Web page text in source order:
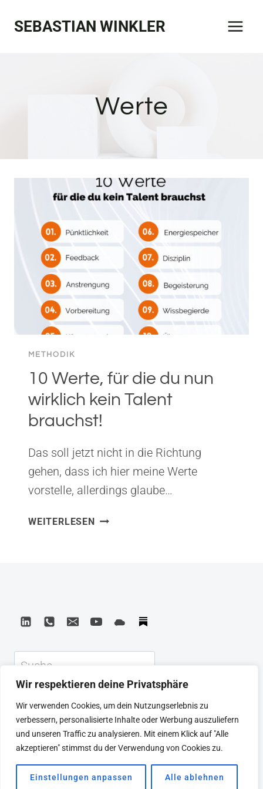
Wir respektieren deine Privatsphäre
Wir verwenden Cookies, um dein Nutzungserlebnis zu
verbessern, personalisierte Inhalte oder Werbung auszuliefern
und unseren Traffic zu analysieren. Mit einem Klick auf "Alle
akzeptieren" stimmst du der Verwendung von Cookies zu.
Einstellungen anpassen Alle ablehnen
InhaltSEBASTIAN WINKLER
Werte
METHODIK
10 Werte, für die du nun
wirklich kein Talent
brauchst!
Das soll jetzt nicht in die Richtung
gehen, dass ich hier meine Werte
vorstelle, allerdings glaube…
WEITERLESEN10
KEIN
BRAUCHST!
Suchen
KEYNOTE BEIRAT
CTRL+ALT+LEAD
MEINE ARTIKEL
BUCHEMPFEHLUNGEN
PODCAST
KONTAKT
SEBASTIAN
IMPRESSUM
DATENSCHUTZERKLÄRUNG
© 2026 SEBASTIAN WINKLER